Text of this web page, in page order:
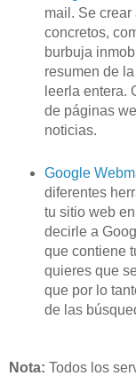
mail . Se
concretos,
burbuja
resumen de
leerla entera.
de páginas
noticias.
Google
diferentes
tu sitio weben
decirle a
que contiene
quieres que
que por lo
de las
Nota: Todos los